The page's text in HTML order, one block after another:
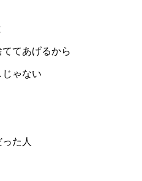
てあげるから
ゃない
た人